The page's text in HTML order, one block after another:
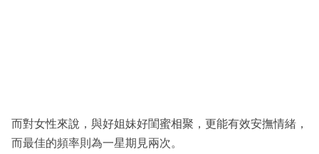
而對女性來說，與好姐妹好閨蜜相聚，更能有效安撫情緒，
而最佳的頻率則為一星期見兩次。